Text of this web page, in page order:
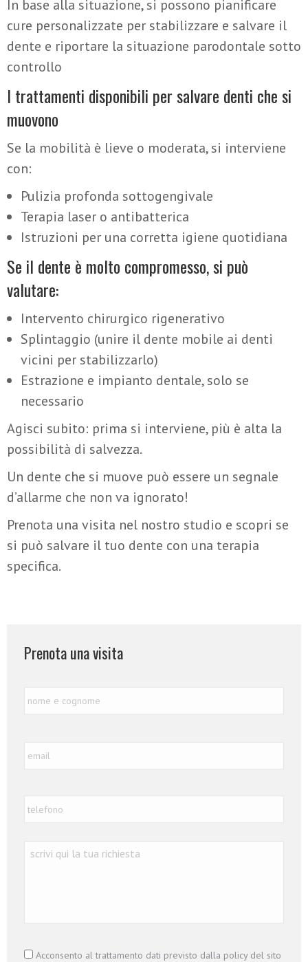
In base alla situazione, si possono pianificare
cure personalizzate per stabilizzare e salvare il
dente e riportare la situazione parodontale sotto
controllo
I trattamenti disponibili per salvare denti che si
muovono
Se la mobilità è lieve o moderata, si interviene
con:
Pulizia profonda sottogengivale
Terapia laser o antibatterica
Istruzioni per una corretta igiene quotidiana
Se il dente è molto compromesso, si può
valutare:
Intervento chirurgico rigenerativo
Splintaggio (unire il dente mobile ai denti
vicini per stabilizzarlo)
Estrazione e impianto dentale, solo se
necessario
Agisci subito: prima si interviene, più è alta la
possibilità di salvezza.
Un dente che si muove può essere un segnale
d’allarme che non va ignorato!
Prenota una visita nel nostro studio e scopri se
si può salvare il tuo dente con una terapia
specifica.
Prenota una visita
e
Richiesta
Consenso
Acconsento al trattamento dati previsto dalla policy del sito